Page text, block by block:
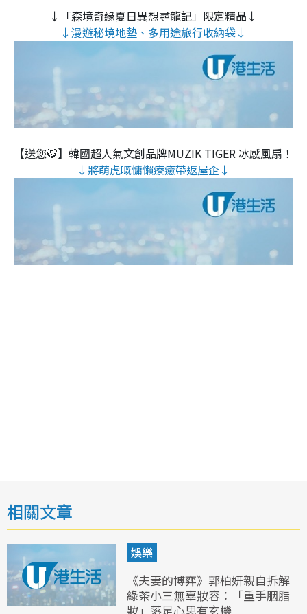
↓「森境奇緣夏日異想尋龍記」限定精品↓
↓漫遊秘境地墊、多用途旅行收納袋↓
【送您🐯】韓國超人氣文創品牌MUZIK TIGER 冰感風扇！
↓將萌虎嘅慵懶療癒帶返屋企↓
相關文章
娛樂
《夫妻的博弈》郭柏妍親自拆解
綠茶小三無辜妝容：「重手胭脂
妝」落足心思有玄機